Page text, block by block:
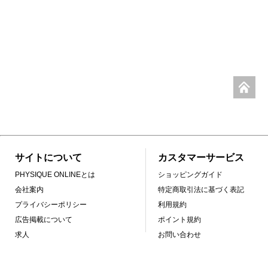
サイトについて
PHYSIQUE ONLINEとは
会社案内
プライバシーポリシー
広告掲載について
求人
カスタマーサービス
ショッピングガイド
特定商取引法に基づく表記
利用規約
ポイント規約
お問い合わせ